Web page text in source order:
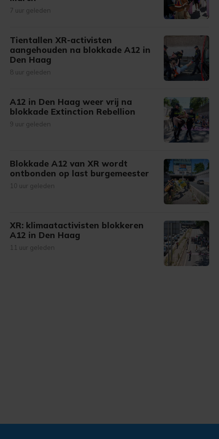
7 uur geleden
Tientallen XR-activisten
aangehouden na blokkade A12 in
Den Haag
8 uur geleden
A12 in Den Haag weer vrij na
blokkade Extinction Rebellion
9 uur geleden
Blokkade A12 van XR wordt
ontbonden op last burgemeester
10 uur geleden
XR: klimaatactivisten blokkeren
A12 in Den Haag
11 uur geleden